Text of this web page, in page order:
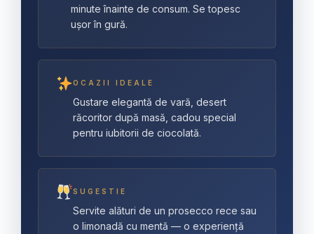
minute înainte de consum. Se topesc
ușor în gură.
OCAZII IDEALE
Gustare elegantă de vară, desert
răcoritor după masă, cadou special
pentru iubitorii de ciocolată.
SUGESTIE
Servite alături de un prosecco rece sau
o limonadă cu mentă — o experiență